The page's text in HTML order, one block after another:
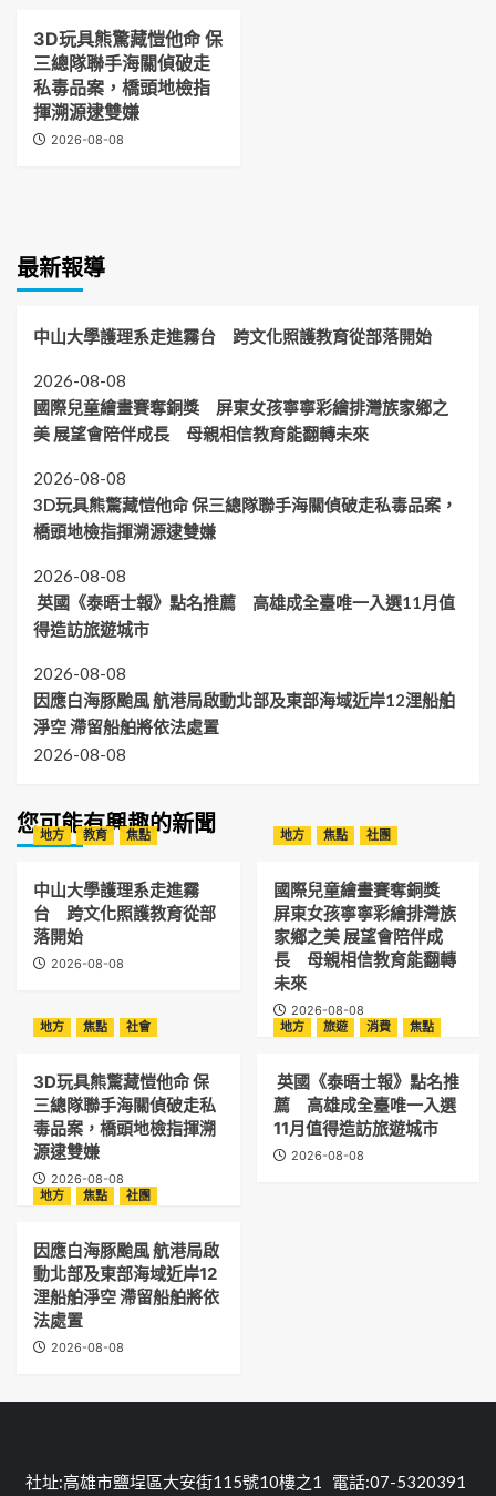
3D玩具熊驚藏愷他命 保
三總隊聯手海關偵破走
私毒品案，橋頭地檢指
揮溯源逮雙嫌
2026-08-08
最新報導
中山大學護理系走進霧台 跨文化照護教育從部落開始
2026-08-08
國際兒童繪畫賽奪銅獎 屏東女孩寧寧彩繪排灣族家鄉之
美 展望會陪伴成長 母親相信教育能翻轉未來
2026-08-08
3D玩具熊驚藏愷他命 保三總隊聯手海關偵破走私毒品案，
橋頭地檢指揮溯源逮雙嫌
2026-08-08
英國《泰晤士報》點名推薦 高雄成全臺唯一入選11月值
得造訪旅遊城市
2026-08-08
因應白海豚颱風 航港局啟動北部及東部海域近岸12浬船舶
淨空 滯留船舶將依法處置
2026-08-08
您可能有興趣的新聞
地方 教育 焦點
中山大學護理系走進霧
台 跨文化照護教育從部
落開始
2026-08-08
地方 焦點 社團
國際兒童繪畫賽奪銅獎
屏東女孩寧寧彩繪排灣族
家鄉之美 展望會陪伴成
長 母親相信教育能翻轉
未來
2026-08-08
地方
焦點 社會
3D玩具熊驚藏愷他命 保
三總隊聯手海關偵破走私
毒品案，橋頭地檢指揮溯
源逮雙嫌
2026-08-08
地方 旅遊 消費 焦點
英國《泰晤士報》點名推
薦 高雄成全臺唯一入選
11月值得造訪旅遊城市
2026-08-08
地方 焦點 社團
因應白海豚颱風 航港局啟
動北部及東部海域近岸12
浬船舶淨空 滯留船舶將依
法處置
2026-08-08
社址:高雄市鹽埕區大安街115號10樓之1 電話:07-5320391